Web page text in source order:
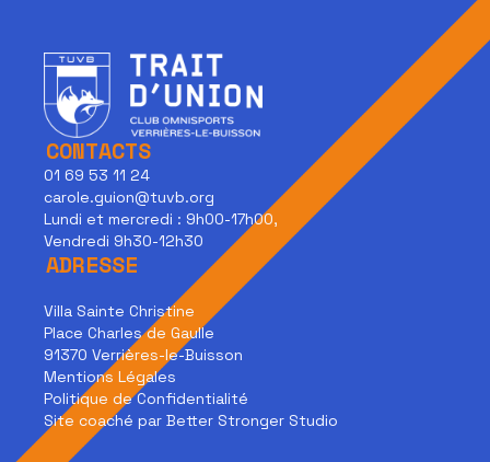
CONTACTS
01 69 53 11 24
carole.guion@tuvb.org
Lundi et mercredi : 9h00-17h00,
Vendredi 9h30-12h30
ADRESSE
Villa Sainte Christine
Place Charles de Gaulle
91370 Verrières-le-Buisson
Mentions Légales
Politique de Confidentialité
Site coaché par Better Stronger Studio